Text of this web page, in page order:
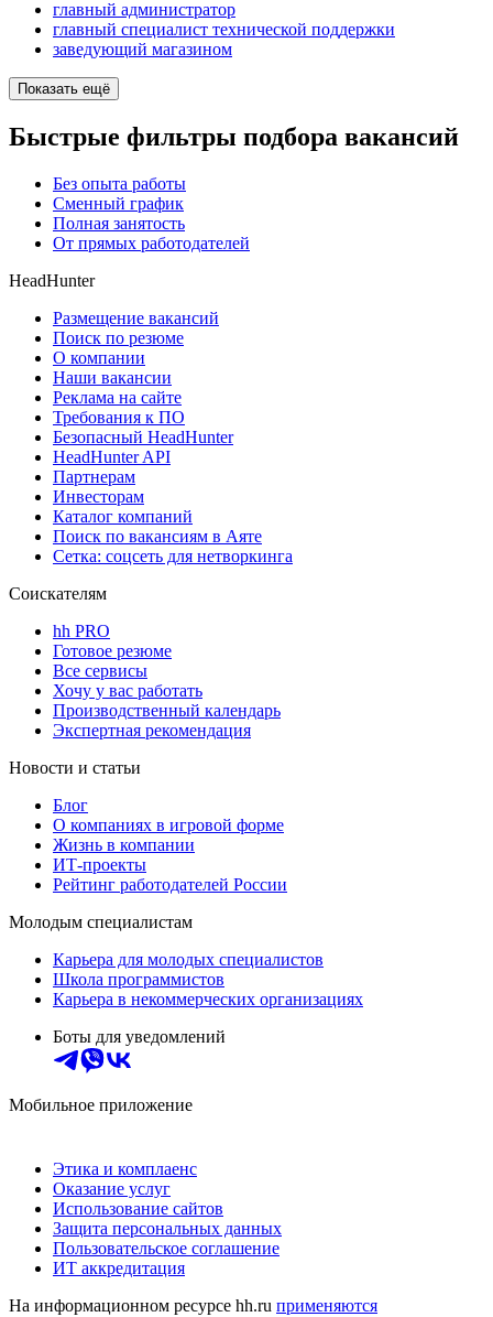
главный администратор
главный специалист технической поддержки
заведующий магазином
Показать ещё
Быстрые фильтры подбора вакансий
Без опыта работы
Сменный график
Полная занятость
От прямых работодателей
HeadHunter
Размещение вакансий
Поиск по резюме
О компании
Наши вакансии
Реклама на сайте
Требования к ПО
Безопасный HeadHunter
HeadHunter API
Партнерам
Инвесторам
Каталог компаний
Поиск по вакансиям в Аяте
Сетка: соцсеть для нетворкинга
Соискателям
hh PRO
Готовое резюме
Все сервисы
Хочу у вас работать
Производственный календарь
Экспертная рекомендация
Новости и статьи
Блог
О компаниях в игровой форме
Жизнь в компании
ИТ-проекты
Рейтинг работодателей России
Молодым специалистам
Карьера для молодых специалистов
Школа программистов
Карьера в некоммерческих организациях
Боты для уведомлений
Мобильное приложение
Этика и комплаенс
Оказание услуг
Использование сайтов
Защита персональных данных
Пользовательское соглашение
ИТ аккредитация
На информационном ресурсе hh.ru применяются